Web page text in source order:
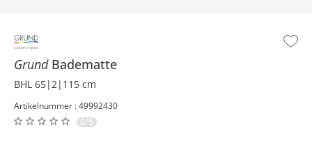
Grund Badematte
BHL 65|2|115 cm
Artikelnummer : 49992430
0/5